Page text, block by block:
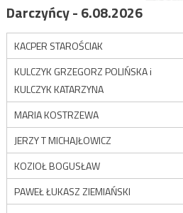
Darczyńcy - 6.08.2026
KACPER STAROŚCIAK
KULCZYK GRZEGORZ POLIŃSKA i
KULCZYK KATARZYNA
MARIA KOSTRZEWA
JERZY T MICHAJŁOWICZ
KOZIOŁ BOGUSŁAW
PAWEŁ ŁUKASZ ZIEMIAŃSKI